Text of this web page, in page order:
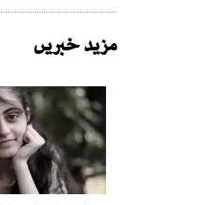
مزید خبریں